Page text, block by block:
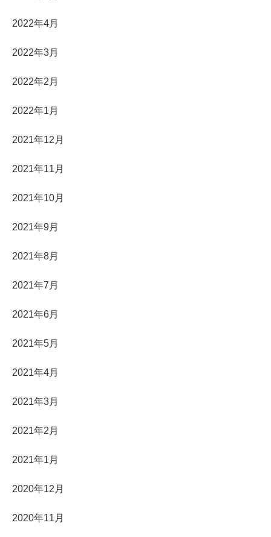
2022年4月
2022年3月
2022年2月
2022年1月
2021年12月
2021年11月
2021年10月
2021年9月
2021年8月
2021年7月
2021年6月
2021年5月
2021年4月
2021年3月
2021年2月
2021年1月
2020年12月
2020年11月